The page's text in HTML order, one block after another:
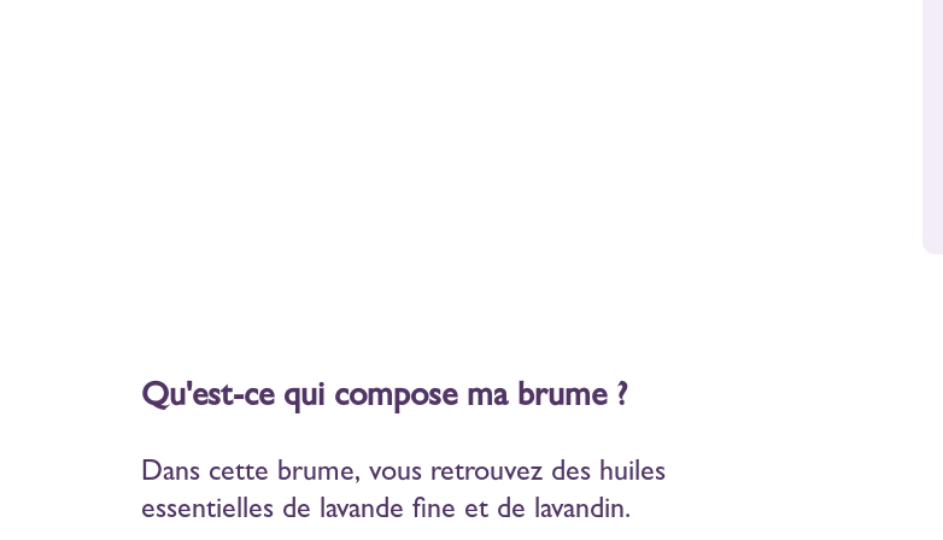
Qu'est-ce qui compose ma brume ?
Dans cette brume, vous retrouvez des huiles
essentielles de lavande fine et de lavandin.